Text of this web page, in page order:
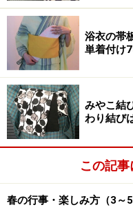
日頃、何かを頂いたら
返し不要の原則は意外
えば、お歳暮を贈った
うと期待するのは筋違
来年以降、お歳
浴衣の帯
単着付け
みやこ結
わり結び
この記
春の行事・楽しみ方（3～5